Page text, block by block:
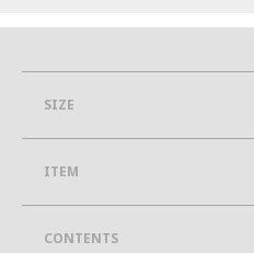
SIZE
ITEM
CONTENTS